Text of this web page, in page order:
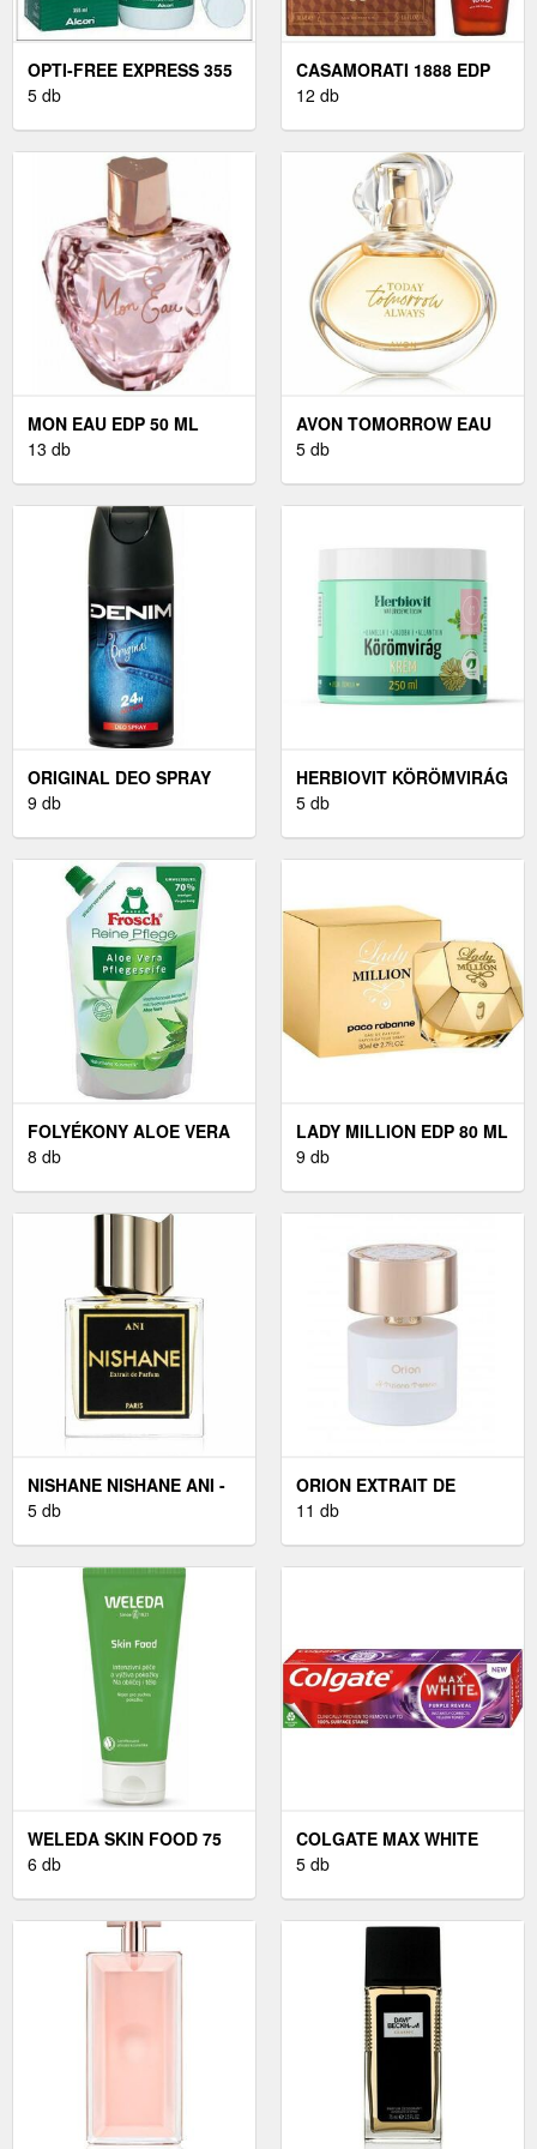
OPTI-FREE EXPRESS 355
ML
5 db
CASAMORATI 1888 EDP
30 ML
12 db
MON EAU EDP 50 ML
13 db
AVON TOMORROW EAU
DE PARFUM NŐKNEK 50
5 db
ORIGINAL DEO SPRAY
150 ML
9 db
HERBIOVIT KÖRÖMVIRÁG
KRÉM 250 ML
5 db
FOLYÉKONY ALOE VERA
SZAPPAN UTÁNTÖLTŐ
8 db
LADY MILLION EDP 80 ML
9 db
NISHANE NISHANE ANI -
PARFÜM 50 ML
5 db
ORION EXTRAIT DE
PARFUM 100 ML
11 db
WELEDA SKIN FOOD 75
ML
6 db
COLGATE MAX WHITE
PURPLE REVEAL 75 ML
5 db